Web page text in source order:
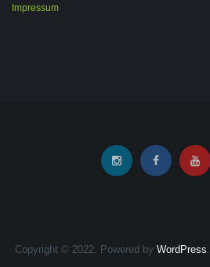
Impressum
Copyright © 2022. Powered by WordPress.